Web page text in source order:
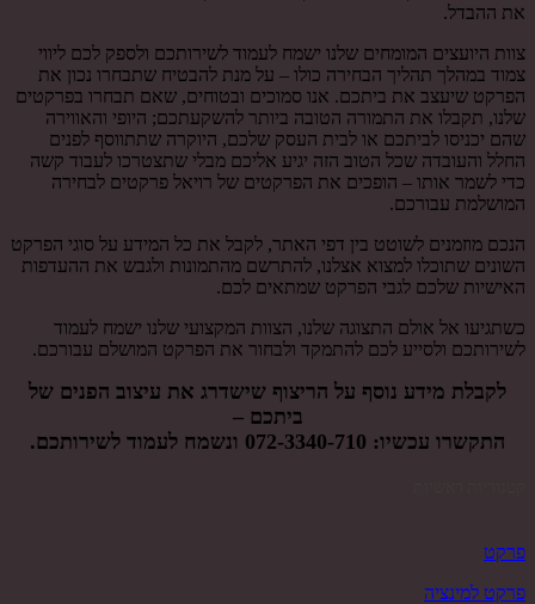
את ההבדל.
צוות היועצים המומחים שלנו ישמח לעמוד לשירותכם ולספק לכם ליווי
צמוד במהלך תהליך הבחירה כולו – על מנת להבטיח שתבחרו נכון את
הפרקט שיעצב את ביתכם. אנו סמוכים ובטוחים, שאם תבחרו בפרקטים
שלנו, תקבלו את התמורה הטובה ביותר להשקעתכם; היופי והאווירה
שהם יכניסו לביתכם או לבית העסק שלכם, היוקרה שתתווסף לפנים
החלל והעובדה שכל הטוב הזה יגיע אליכם מבלי שתצטרכו לעבוד קשה
כדי לשמר אותו – הופכים את הפרקטים של רויאל פרקטים לבחירה
המושלמת עבורכם.
הנכם מוזמנים לשוטט בין דפי האתר, לקבל את כל המידע על סוגי הפרקט
השונים שתוכלו למצוא אצלנו, להתרשם מהתמונות ולגבש את ההעדפות
האישיות שלכם לגבי הפרקט שמתאים לכם.
כשתגיעו אל אולם התצוגה שלנו, הצוות המקצועי שלנו ישמח לעמוד
לשירותכם ולסייע לכם להתמקד ולבחור את הפרקט המושלם עבורכם.
לקבלת מידע נוסף על הריצוף שישדרג את עיצוב הפנים של
ביתכם –
התקשרו עכשיו: 072-3340-710 ונשמח לעמוד לשירותכם.
פרקט
פרקט למינציה